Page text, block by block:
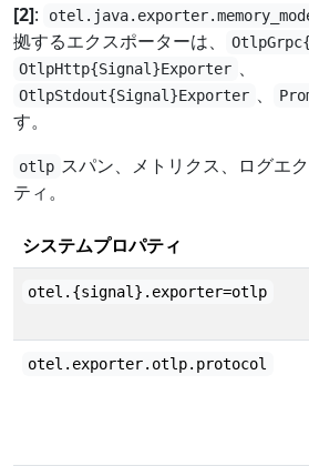
[2]:
拠するエクスポーターは、
OtlpHttp{Signal}Exporter 、
OtlpStdout{Signal}Exporter 、
す。
otlp スパン、メトリクス、ログエ
ティ。
システムプロパティ
otel.{signal}.exporter=otlp
otel.exporter.otlp.protocol